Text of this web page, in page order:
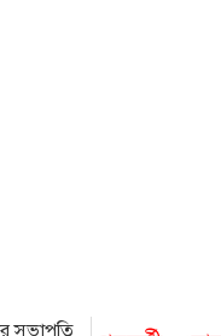
সভাপতি